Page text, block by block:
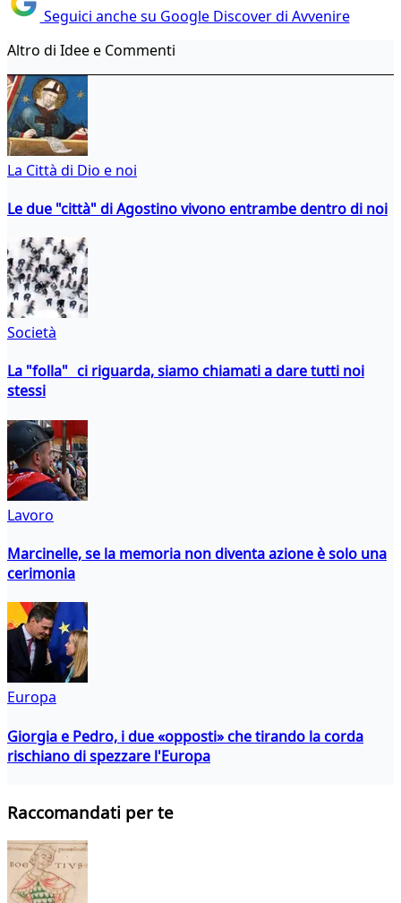
Seguici anche su Google Discover di Avvenire
Altro di Idee e Commenti
La Città di Dio e noi
Le due "città" di Agostino vivono entrambe dentro di noi
Società
La "folla" ci riguarda, siamo chiamati a dare tutti noi
stessi
Lavoro
Marcinelle, se la memoria non diventa azione è solo una
cerimonia
Europa
Giorgia e Pedro, i due «opposti» che tirando la corda
rischiano di spezzare l'Europa
Raccomandati per te